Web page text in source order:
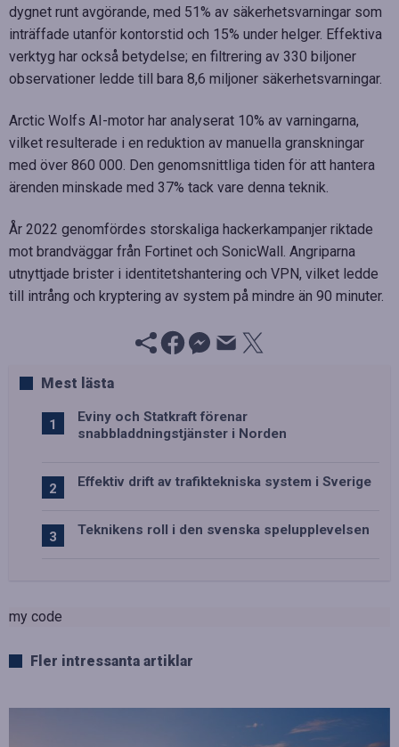
dygnet runt avgörande, med 51% av säkerhetsvarningar som
inträffade utanför kontorstid och 15% under helger. Effektiva
verktyg har också betydelse; en filtrering av 330 biljoner
observationer ledde till bara 8,6 miljoner säkerhetsvarningar.
Arctic Wolfs AI-motor har analyserat 10% av varningarna,
vilket resulterade i en reduktion av manuella granskningar
med över 860 000. Den genomsnittliga tiden för att hantera
ärenden minskade med 37% tack vare denna teknik.
År 2022 genomfördes storskaliga hackerkampanjer riktade
mot brandväggar från Fortinet och SonicWall. Angriparna
utnyttjade brister i identitetshantering och VPN, vilket ledde
till intrång och kryptering av system på mindre än 90 minuter.
Mest lästa
Eviny och Statkraft förenar
snabbladdningstjänster i Norden
Effektiv drift av trafiktekniska system i Sverige
Teknikens roll i den svenska spelupplevelsen
my code
Fler intressanta artiklar